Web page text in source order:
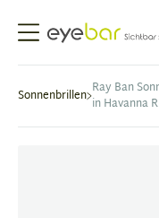
Abele Optic
Sonnenbrillen Ray Ban
in Havanna